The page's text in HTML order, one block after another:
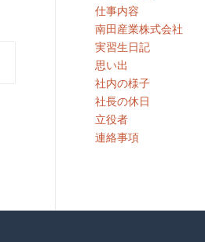
仕事内容
南田産業株式会社
実習生日記
思い出
社内の様子
社長の休日
立役者
連絡事項